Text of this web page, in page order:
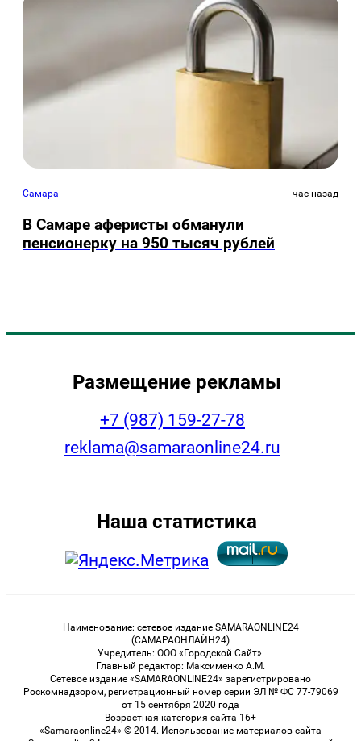
Самара час назад
В Самаре аферисты обманули
пенсионерку на 950 тысяч рублей
Размещение рекламы
+7 (987) 159-27-78
reklama@samaraonline24.ru
Наша статистика
Наименование: сетевое издание SAMARAONLINE24
(САМАРАОНЛАЙН24)
Учредитель: ООО «Городской Сайт».
Главный редактор: Максименко А.М.
Сетевое издание «SAMARAONLINE24» зарегистрировано
Роскомнадзором, регистрационный номер серии ЭЛ № ФС 77-79069
от 15 сентября 2020 года
Возрастная категория сайта 16+
«Samaraonline24» © 2014. Использование материалов сайта